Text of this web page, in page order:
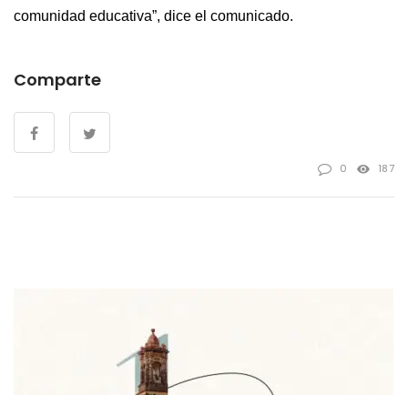
comunidad educativa”, dice el comunicado.
Comparte
0 187